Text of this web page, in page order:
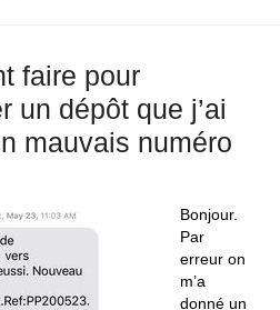
faire pour
un dépôt que j’ai
mauvais numéro
Bonjour.
Par
erreur on
m’a
donné un